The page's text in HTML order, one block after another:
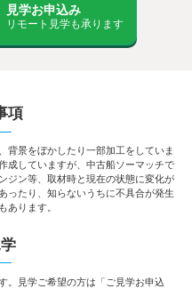
見学お申込み
リモート見学も承ります
項
背景をぼかしたり一部加工をしていま
成していますが、中古船ソーマッチで
ジン等、取材時と現在の状態に変化が
ったり、知らないうちに不具合が発生
あります。
。見学ご希望の方は「ご見学お申込